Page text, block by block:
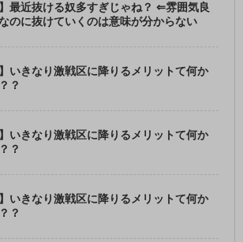
】最近抜ける奴多すぎじゃね？ ⇐雰囲気良
のに抜けていくのは意味が分からない
】いきなり激戦区に降りるメリットて何か
？
】いきなり激戦区に降りるメリットて何か
？
】いきなり激戦区に降りるメリットて何か
？